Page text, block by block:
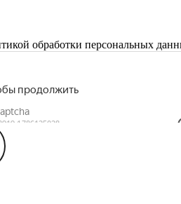
обработки персональных